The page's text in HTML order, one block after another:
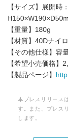
【サイズ】展開時
【重量】180g
【材質】40Dナイ
【その他仕様】容
【希望小売価格】
【製品ページ】
本プレスリリース
す。また、プレス
します。